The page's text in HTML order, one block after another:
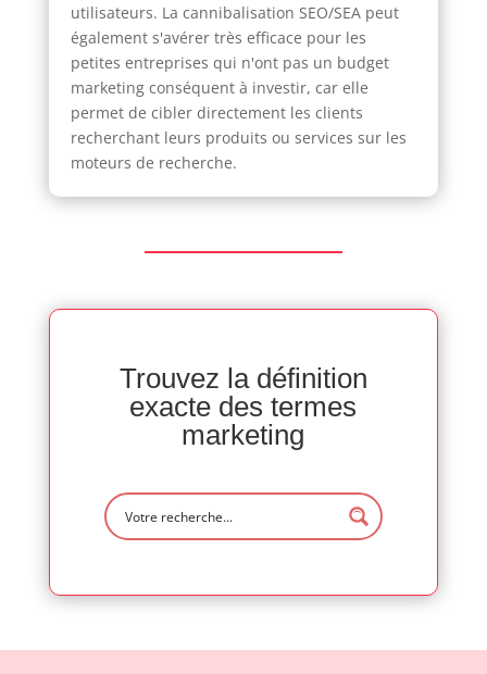
utilisateurs. La cannibalisation SEO/SEA peut
également s'avérer très efficace pour les
petites entreprises qui n'ont pas un budget
marketing conséquent à investir, car elle
permet de cibler directement les clients
recherchant leurs produits ou services sur les
moteurs de recherche.
Trouvez la définition
exacte des termes
marketing